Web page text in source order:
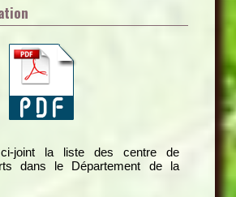
joint la liste des centre de
dans le Département de la